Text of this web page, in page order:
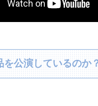
を公演しているのか